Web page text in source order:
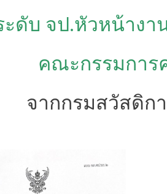
ะดับ จป.หัวหน้างา
คณะกรรมการ
จากกรมสวัสดิก